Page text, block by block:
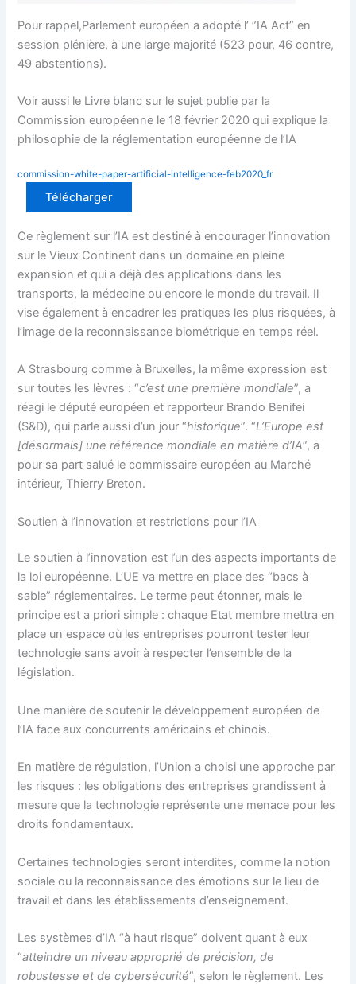
Pour rappel,Parlement européen a adopté l’ ”IA Act” en
session plénière, à une large majorité (523 pour, 46 contre,
49 abstentions).
Voir aussi le Livre blanc sur le sujet publie par la
Commission européenne le 18 février 2020 qui explique la
philosophie de la réglementation européenne de l’IA
commission-white-paper-artificial-intelligence-feb2020_fr
Télécharger
Ce règlement sur l’IA est destiné à encourager l’innovation
sur le Vieux Continent dans un domaine en pleine
expansion et qui a déjà des applications dans les
transports, la médecine ou encore le monde du travail. Il
vise également à encadrer les pratiques les plus risquées, à
l’image de la reconnaissance biométrique en temps réel.
A Strasbourg comme à Bruxelles, la même expression est
sur toutes les lèvres : “c’est une première mondiale”, a
réagi le député européen et rapporteur Brando Benifei
(S&D), qui parle aussi d’un jour “historique”. “L’Europe est
[désormais] une référence mondiale en matière d’IA”, a
pour sa part salué le commissaire européen au Marché
intérieur, Thierry Breton.
Soutien à l’innovation et restrictions pour l’IA
Le soutien à l’innovation est l’un des aspects importants de
la loi européenne. L’UE va mettre en place des “bacs à
sable” réglementaires. Le terme peut étonner, mais le
principe est a priori simple : chaque Etat membre mettra en
place un espace où les entreprises pourront tester leur
technologie sans avoir à respecter l’ensemble de la
législation.
Une manière de soutenir le développement européen de
l’IA face aux concurrents américains et chinois.
En matière de régulation, l’Union a choisi une approche par
les risques : les obligations des entreprises grandissent à
mesure que la technologie représente une menace pour les
droits fondamentaux.
Certaines technologies seront interdites, comme la notion
sociale ou la reconnaissance des émotions sur le lieu de
travail et dans les établissements d’enseignement.
Les systèmes d’IA “à haut risque” doivent quant à eux
“atteindre un niveau approprié de précision, de
robustesse et de cybersécurité”, selon le règlement. Les